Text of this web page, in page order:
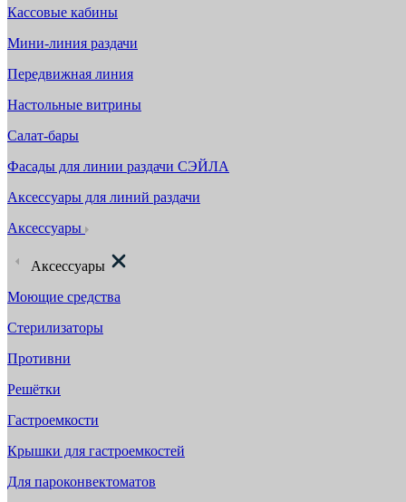
Кассовые кабины
Мини-линия раздачи
Передвижная линия
Настольные витрины
Салат-бары
Фасады для линии раздачи СЭЙЛА
Аксессуары для линий раздачи
Аксессуары
Аксессуары
Моющие средства
Стерилизаторы
Противни
Решётки
Гастроемкости
Крышки для гастроемкостей
Для пароконвектоматов